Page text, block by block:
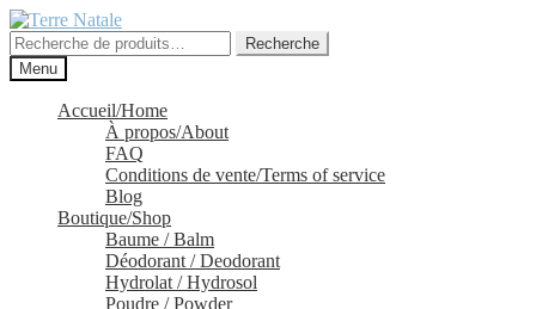
Aller
à
la
navigation
Aller
au
contenu
Recherche
pour :
Recherche
Menu
Accueil/Home
À propos/About
FAQ
Conditions de vente/Terms of service
Blog
Boutique/Shop
Baume / Balm
Déodorant / Deodorant
Hydrolat / Hydrosol
Poudre / Powder